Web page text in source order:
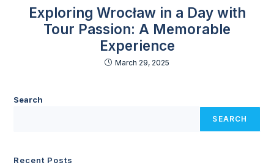
Exploring Wrocław in a Day with
Tour Passion: A Memorable
Experience
March 29, 2025
Search
SEARCH
Recent Posts